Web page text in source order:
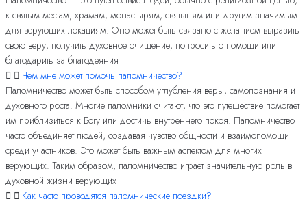
к святым местам, храмам, монастырям, святыням или другим значимым
для верующих локациям. Оно может быть связано с желанием выразить
свою веру, получить духовное очищение, попросить о помощи или
благодарить за благодеяния
Чем мне может помочь паломничество?
Паломничество может быть способом углубления веры, самопознания и
духовного роста. Многие паломники считают, что это путешествие помогает
им приблизиться к Богу или достичь внутреннего покоя. Паломничество
часто объединяет людей, создавая чувство общности и взаимопомощи
среди участников. Это может быть важным аспектом для многих
верующих. Таким образом, паломничество играет значительную роль в
духовной жизни верующих
Как часто проводятся паломнические поездки?